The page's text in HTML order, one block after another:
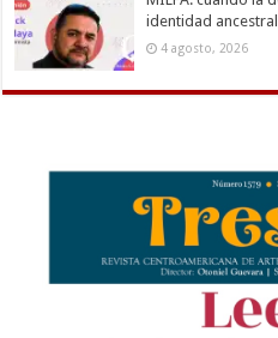
identidad
4 agosto, 2026